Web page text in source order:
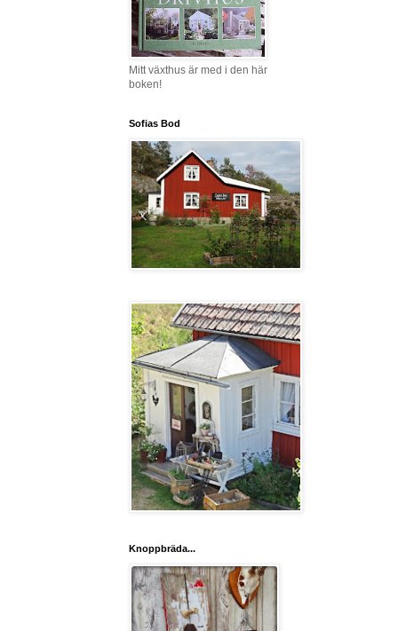
Mitt växthus är med i den här
boken!
Sofias Bod
Knoppbräda...